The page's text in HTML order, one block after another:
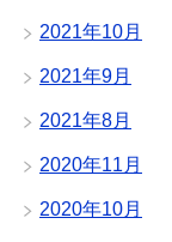
2021年10月
2021年9月
2021年8月
2020年11月
2020年10月